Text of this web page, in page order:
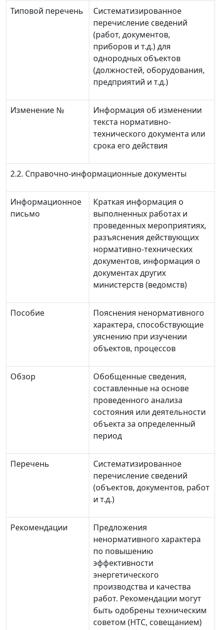
Типовой перечень
Систематизированное
перечисление сведений
(работ, документов,
приборов и т.д.) для
однородных объектов
(должностей, оборудования,
предприятий и т.д.)
Изменение №
Информация об изменении
текста нормативно-
технического документа или
срока его действия
2.2. Справочно-информационные документы
Информационное
письмо
Краткая информация о
выполненных работах и
проведенных мероприятиях,
разъяснения действующих
нормативно-технических
документов, информация о
документах других
министерств (ведомств)
Пособие
Пояснения ненормативного
характера, способствующие
уяснению при изучении
объектов, процессов
Обзор
Обобщенные сведения,
составленные на основе
проведенного анализа
состояния или деятельности
объекта за определенный
период
Перечень
Систематизированное
перечисление сведений
(объектов, документов, работ
и т.д.)
Рекомендации
Предложения
ненормативного характера
по повышению
эффективности
энергетического
производства и качества
работ. Рекомендации могут
быть одобрены техническим
советом (НТС, совещанием)